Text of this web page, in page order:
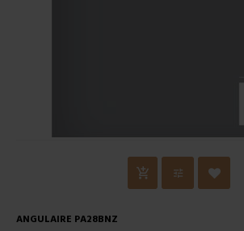
ANGULAIRE PA28BNZ